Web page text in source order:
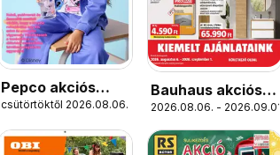
Pepco akciós
újság
csütörtöktől 2026.08.06.
Bauhaus akciós
újság
2026.08.06. - 2026.09.01.